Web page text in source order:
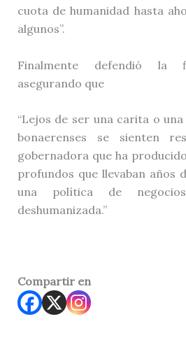
cuota de humanidad hasta
algunos”.
Finalmente defendió la
asegurando que
“Lejos de ser una carita o
bonaerenses se sienten
gobernadora que ha
profundos que llevaban años
una política de
deshumanizada.”
Compartir en